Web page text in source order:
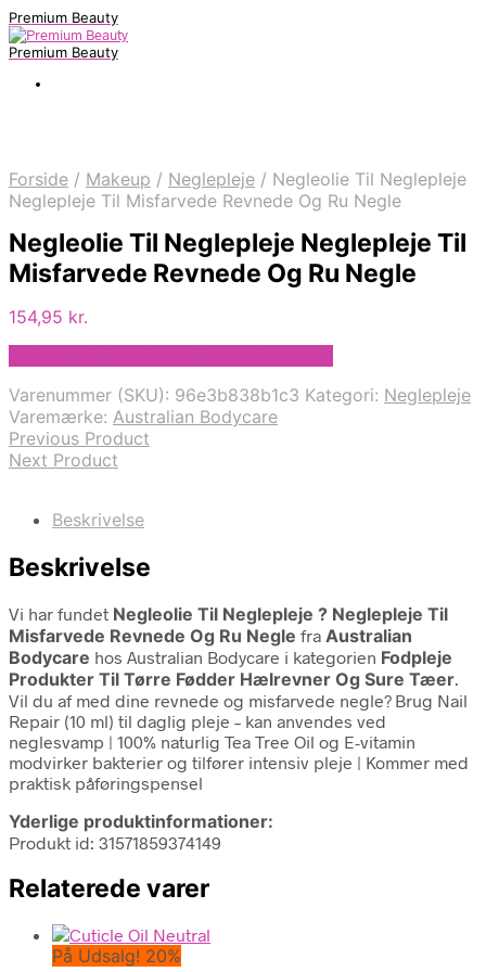
Premium Beauty
Premium Beauty
Forside / Makeup / Neglepleje / Negleolie Til Neglepleje
Neglepleje Til Misfarvede Revnede Og Ru Negle
Negleolie Til Neglepleje Neglepleje Til
Misfarvede Revnede Og Ru Negle
154,95 kr.
Varenummer (SKU): 96e3b838b1c3 Kategori: Neglepleje
Varemærke: Australian Bodycare
Previous Product
Next Product
Beskrivelse
Beskrivelse
Vi har fundet Negleolie Til Neglepleje ? Neglepleje Til
Misfarvede Revnede Og Ru Negle fra Australian
Bodycare hos Australian Bodycare i kategorien Fodpleje
Produkter Til Tørre Fødder Hælrevner Og Sure Tæer.
Vil du af med dine revnede og misfarvede negle? Brug Nail
Repair (10 ml) til daglig pleje – kan anvendes ved
neglesvamp | 100% naturlig Tea Tree Oil og E-vitamin
modvirker bakterier og tilfører intensiv pleje | Kommer med
praktisk påføringspensel
Yderlige produktinformationer:
Produkt id: 31571859374149
Relaterede varer
På Udsalg! 20%